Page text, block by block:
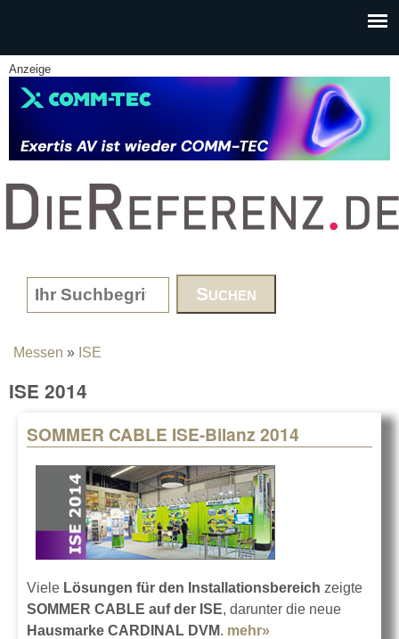
Anzeige
www.DieReferenz.de
Search form
You are here
Messen » ISE
ISE 2014
SOMMER CABLE ISE-Bilanz 2014
Viele Lösungen für den Installationsbereich zeigte
SOMMER CABLE auf der ISE, darunter die neue
Hausmarke CARDINAL DVM. mehr»
Pages